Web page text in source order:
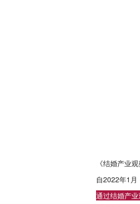
《结婚产业
自2022年1
通过结婚产